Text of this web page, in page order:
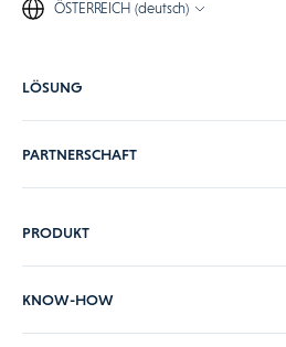
ÖSTERREICH (deutsch)
LÖSUNG
Preise
Unsere Kunden
PARTNERSCHAFT
PRODUKT
KNOW-HOW